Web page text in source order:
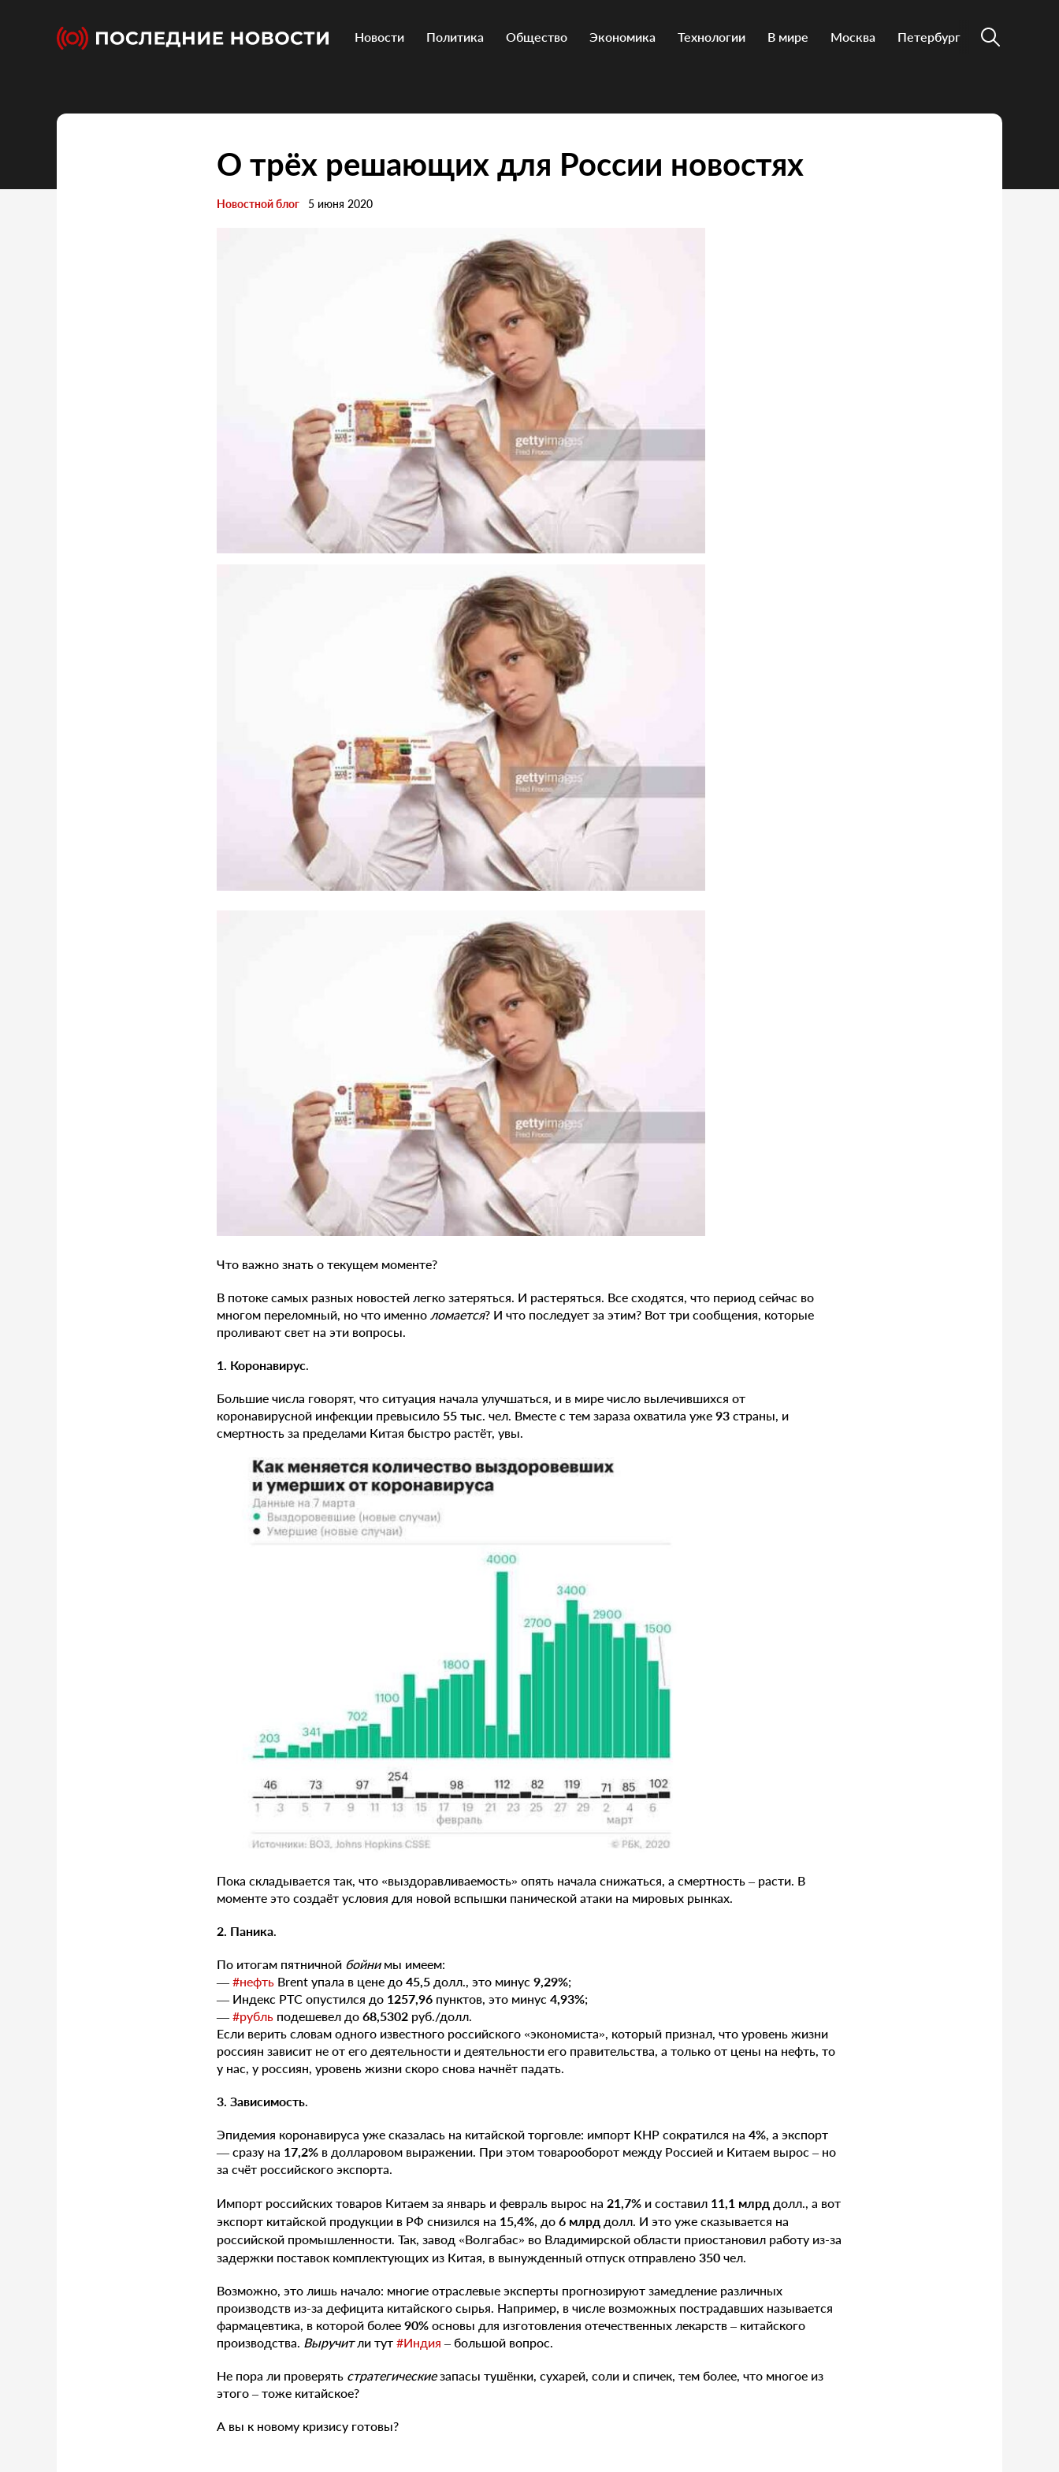
Новости Политика Общество Экономика Технологии В мире Москва Петербург
О трёх решающих для России новостях
Новостной блог 5 июня 2020
Что важно знать о текущем моменте?
В потоке самых разных новостей легко затеряться. И растеряться. Все сходятся, что период сейчас во
многом переломный, но что именно ломается? И что последует за этим? Вот три сообщения, которые
проливают свет на эти вопросы.
1. Коронавирус.
Большие числа говорят, что ситуация начала улучшаться, и в мире число вылечившихся от
коронавирусной инфекции превысило 55 тыс. чел. Вместе с тем зараза охватила уже 93 страны, и
смертность за пределами Китая быстро растёт, увы.
Пока складывается так, что «выздоравливаемость» опять начала снижаться, а смертность – расти. В
моменте это создаёт условия для новой вспышки панической атаки на мировых рынках.
2. Паника.
По итогам пятничной бойнимы имеем:
— #нефть Brent упала в цене до 45,5 долл., это минус 9,29%;
— Индекс РТС опустился до 1257,96 пунктов, это минус 4,93%;
— #рубль подешевел до 68,5302 руб./долл.
Если верить словам одного известного российского «экономиста», который признал, что уровень жизни
россиян зависит не от его деятельности и деятельности его правительства, а только от цены на нефть, то
у нас, у россиян, уровень жизни скоро снова начнёт падать.
3. Зависимость.
Эпидемия коронавируса уже сказалась на китайской торговле: импорт КНР сократился на 4%, а экспорт
— сразу на 17,2% в долларовом выражении. При этом товарооборот между Россией и Китаем вырос – но
за счёт российского экспорта.
Импорт российских товаров Китаем за январь и февраль вырос на 21,7% и составил 11,1 млрд долл., а вот
экспорт китайской продукции в РФ снизился на 15,4%, до 6 млрд долл. И это уже сказывается на
российской промышленности. Так, завод «Волгабас» во Владимирской области приостановил работу из-за
задержки поставок комплектующих из Китая, в вынужденный отпуск отправлено 350 чел.
Возможно, это лишь начало: многие отраслевые эксперты прогнозируют замедление различных
производств из-за дефицита китайского сырья. Например, в числе возможных пострадавших называется
фармацевтика, в которой более 90% основы для изготовления отечественных лекарств – китайского
производства. Выручитли тут #Индия – большой вопрос.
Не пора ли проверять стратегическиезапасы тушёнки, сухарей, соли и спичек, тем более, что многое из
этого – тоже китайское?
А вы к новому кризису готовы?